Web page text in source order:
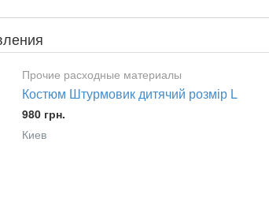
Прочие расходные материалы
Костюм Штурмовик дитячий розмір L
980 грн.
Киев